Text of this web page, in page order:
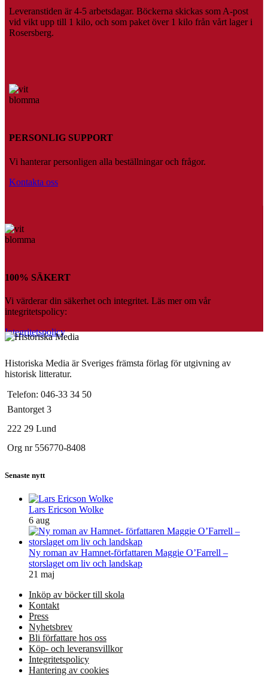
Leveranstiden är 4-5 arbetsdagar. Böckerna skickas som A-post
vid vikt upp till 1 kilo, och som paket över 1 kilo från vårt lager i
Rosersberg.
PERSONLIG SUPPORT
Vi hanterar personligen alla beställningar och frågor.
Kontakta oss
100% SÄKERT
Vi värderar din säkerhet och integritet. Läs mer om vår
integritetspolicy:
Integritetspolicy
Historiska Media är Sveriges främsta förlag för utgivning av
historisk litteratur.
Telefon: 046-33 34 50
Bantorget 3
222 29 Lund
Org nr 556770-8408
Senaste nytt
Lars Ericson Wolke
6 aug
Ny roman av Hamnet-författaren Maggie O’Farrell –
storslaget om liv och landskap
21 maj
Inköp av böcker till skola
Kontakt
Press
Nyhetsbrev
Bli författare hos oss
Köp- och leveransvillkor
Integritetspolicy
Hantering av cookies